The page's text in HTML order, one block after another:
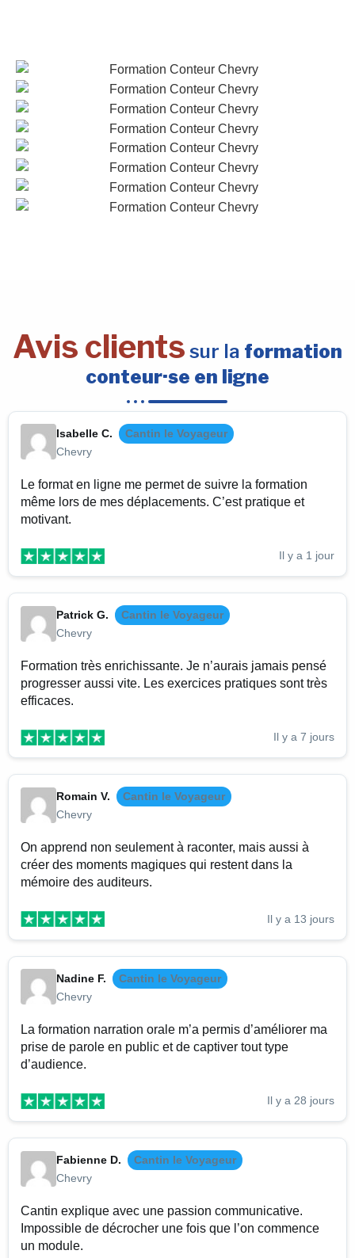
Avis clients sur la formation
conteur·se en ligne
Isabelle C.
Cantin le Voyageur
Chevry
Le format en ligne me permet de suivre la formation
même lors de mes déplacements. C’est pratique et
motivant.
Il y a 1 jour
Patrick G.
Cantin le Voyageur
Chevry
Formation très enrichissante. Je n’aurais jamais pensé
progresser aussi vite. Les exercices pratiques sont très
efficaces.
Il y a 7 jours
Romain V.
Cantin le Voyageur
Chevry
On apprend non seulement à raconter, mais aussi à
créer des moments magiques qui restent dans la
mémoire des auditeurs.
Il y a 13 jours
Nadine F.
Cantin le Voyageur
Chevry
La formation narration orale m’a permis d’améliorer ma
prise de parole en public et de captiver tout type
d’audience.
Il y a 28 jours
Fabienne D.
Cantin le Voyageur
Chevry
Cantin explique avec une passion communicative.
Impossible de décrocher une fois que l’on commence
un module.